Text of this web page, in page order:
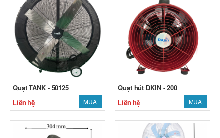
Quạt TANK - 50125
Liên hệ MUA
Quạt hút DKIN - 200
Liên hệ MUA